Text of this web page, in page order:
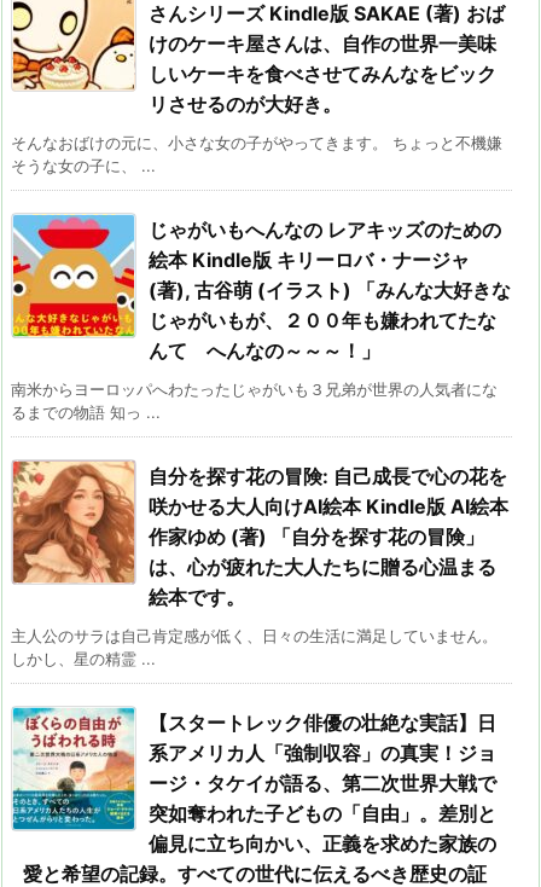
さんシリーズ Kindle版 SAKAE (著) おば
けのケーキ屋さんは、自作の世界一美味
しいケーキを食べさせてみんなをビック
リさせるのが大好き。
そんなおばけの元に、小さな女の子がやってきます。 ちょっと不機嫌
そうな女の子に、 ...
じゃがいもへんなの レアキッズのための
絵本 Kindle版 キリーロバ・ナージャ
(著), 古谷萌 (イラスト) 「みんな大好きな
じゃがいもが、２００年も嫌われてたな
んて へんなの～～～！」
南米からヨーロッパへわたったじゃがいも３兄弟が世界の人気者にな
るまでの物語 知っ ...
自分を探す花の冒険: 自己成長で心の花を
咲かせる大人向けAI絵本 Kindle版 AI絵本
作家ゆめ (著) 「自分を探す花の冒険」
は、心が疲れた大人たちに贈る心温まる
絵本です。
主人公のサラは自己肯定感が低く、日々の生活に満足していません。
しかし、星の精霊 ...
【スタートレック俳優の壮絶な実話】日
系アメリカ人「強制収容」の真実！ジョ
ージ・タケイが語る、第二次世界大戦で
突如奪われた子どもの「自由」。差別と
偏見に立ち向かい、正義を求めた家族の
愛と希望の記録。すべての世代に伝えるべき歴史の証